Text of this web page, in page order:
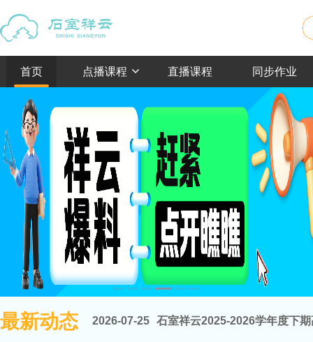
首页 点播课程 直播课程 同步作业
最新动态
2026-07-27 石室祥云2025-2026学年度下
2026-07-25 石室祥云2025-2026学年度下
2026-07-24 石室祥云2025-2026学年度下